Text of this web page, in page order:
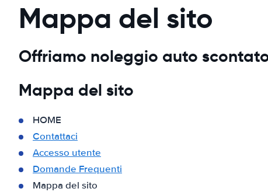
Mappa del sito
Offriamo noleggio auto
Mappa del sito
HOME
Contattaci
Accesso utente
Domande Frequenti
Mappa del sito